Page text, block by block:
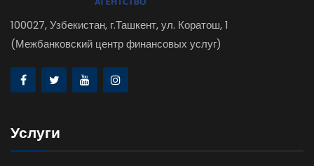
100027, Узбекистан, г.Ташкент, ул. Коратош, 1
(Межбанковский центр финансовых услуг)
Услуги